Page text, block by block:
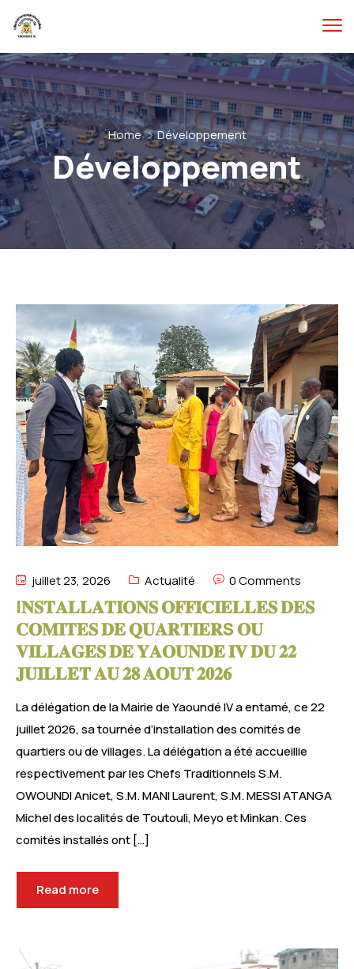
Home Développement
Développement
juillet 23, 2026 Actualité 0 Comments
I𝐍𝐒𝐓𝐀𝐋𝐋𝐀𝐓𝐈𝐎𝐍𝐒 𝐎𝐅𝐅𝐈𝐂𝐈𝐄𝐋𝐋𝐄𝐒 𝐃𝐄𝐒
𝐂𝐎𝐌𝐈𝐓𝐄𝐒 𝐃𝐄 𝐐𝐔𝐀𝐑𝐓𝐈𝐄𝐑S 𝐎𝐔
𝐕𝐈𝐋𝐋𝐀𝐆𝐄𝐒 𝐃𝐄 𝐘𝐀𝐎𝐔𝐍𝐃𝐄 𝐈𝐕 𝐃𝐔 𝟐𝟐
𝐉𝐔𝐈𝐋𝐋𝐄𝐓 𝐀𝐔 𝟐𝟖 𝐀𝐎𝐔𝐓 𝟐𝟎𝟐𝟔
La délégation de la Mairie de Yaoundé IV a entamé, ce 22
juillet 2026, sa tournée d’installation des comités de
quartiers ou de villages. La délégation a été accueillie
respectivement par les Chefs Traditionnels S.M.
OWOUNDI Anicet, S.M. MANI Laurent, S.M. MESSI ATANGA
Michel des localités de Toutouli, Meyo et Minkan. Ces
comités installés ont […]
Read more